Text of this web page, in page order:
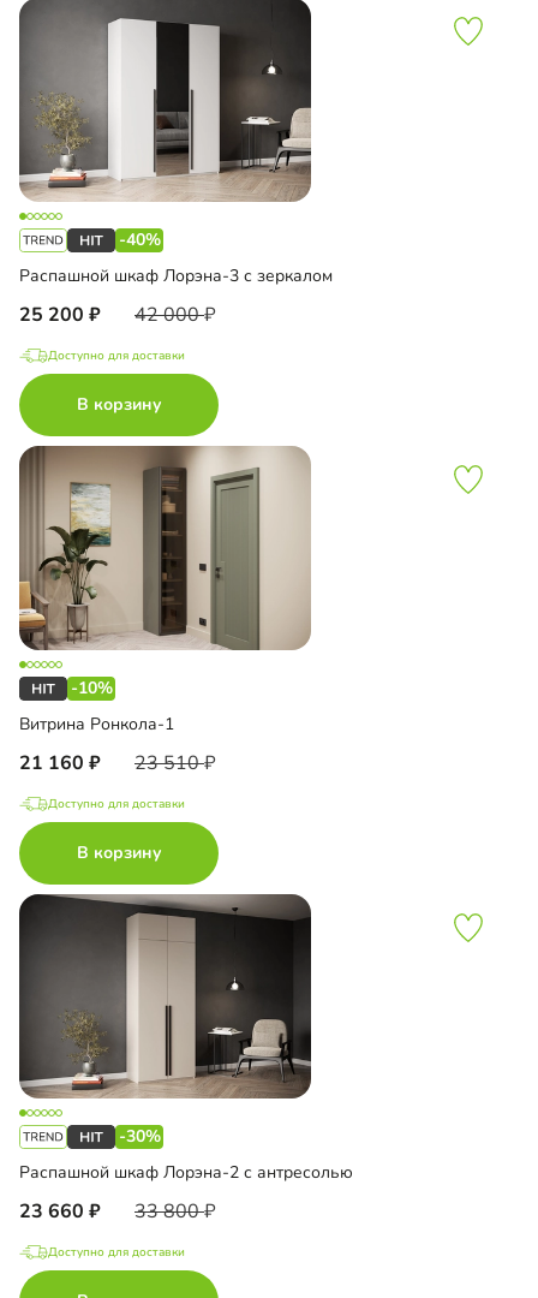
-40%
Распашной шкаф Лорэна-3 с зеркалом
25 200 42 000
Доступно для доставки
В корзину
-10%
Витрина Ронкола-1
21 160 23 510
Доступно для доставки
В корзину
-30%
Распашной шкаф Лорэна-2 с антресолью
23 660 33 800
Доступно для доставки